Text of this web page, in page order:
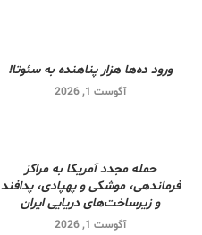
ورود ده‌ها هزار پناهنده به سئوتا!
آگوست 1, 2026
حمله مجدد آمریکا به مراکز
فرماندهی، موشکی و پهپادی، پدافند
و زیرساخت‌های دریایی ایران
آگوست 1, 2026